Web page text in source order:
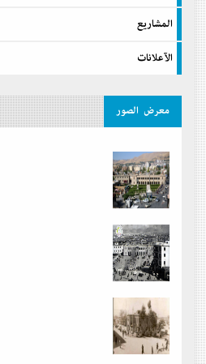
المشاريع
الآعلانات
معرض الصور